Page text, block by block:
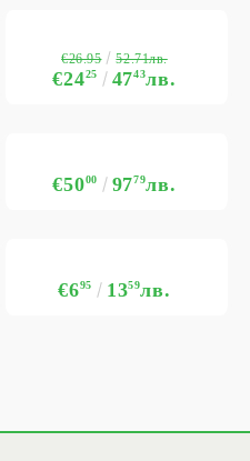
€2425 4743лв.
€26.95 52.71лв.
€5000 9779лв.
€695 1359лв.